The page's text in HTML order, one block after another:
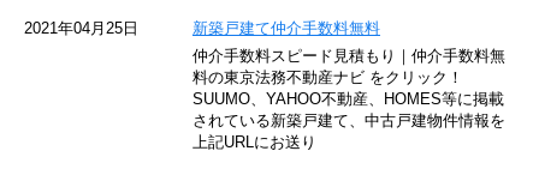
JR南武線
2021年04月25日
新築戸建て仲介手数料無料
仲介手数料スピード見積もり｜仲介手数料無
料の東京法務不動産ナビ をクリック！
SUUMO、YAHOO不動産、HOMES等に掲載
されている新築戸建て、中古戸建物件情報を
上記URLにお送り